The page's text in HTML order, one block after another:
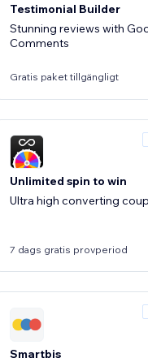
Testimonial Builder
Stunning reviews with
Comments
Gratis paket tillgängligt
Unlimited spin to win
Ultra high converting
7 dags gratis provperiod
Smartbis